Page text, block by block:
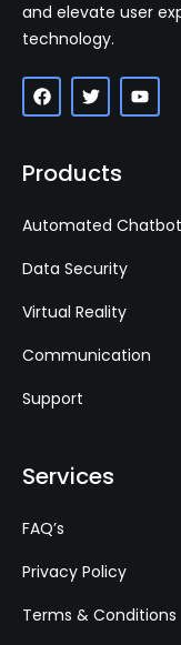
and elevate user
technology.
Products
Automated Chatbot
Data Security
Virtual Reality
Communication
Support
Services
FAQ’s
Privacy Policy
Terms & Conditions